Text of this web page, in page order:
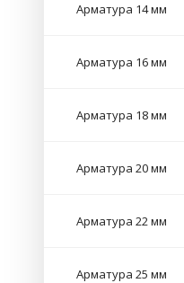
Арматура 14 мм
Арматура 16 мм
Арматура 18 мм
Арматура 20 мм
Арматура 22 мм
Арматура 25 мм